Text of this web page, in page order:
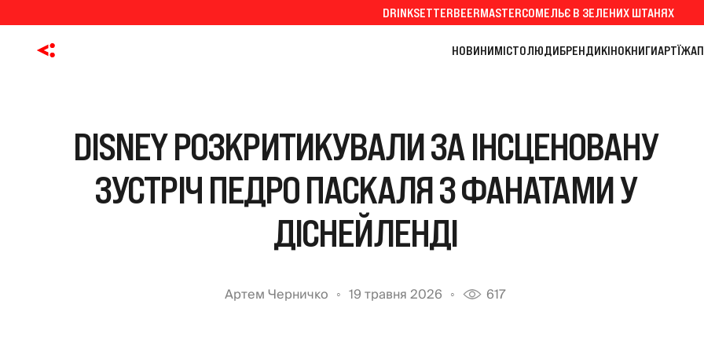
DRINKSETTERBEERMASTERСОМЕЛЬЄ В ЗЕЛЕНИХ ШТАНЯХ
НОВИНИМІСТОЛЮДИБРЕНДИКІНОКНИГИАРТЇЖА
DISNEY РОЗКРИТИКУВАЛИ ЗА ІНСЦЕНОВАНУ
ЗУСТРІЧ ПЕДРО ПАСКАЛЯ З ФАНАТАМИ У
ДІСНЕЙЛЕНДІ
Артем Черничко 19 травня 2026 617